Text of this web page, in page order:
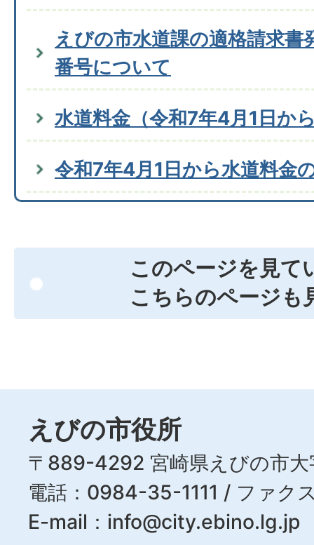
えびの市水道課の適格請求書
番号について
水道料金（令和7年4月1日か
令和7年4月1日から水道料金
このページを見て
こちらのページも
えびの市役所
〒889-4292 宮崎県えびの市大
電話：0984-35-1111 / ファ
E-mail： info@city.ebino.lg.jp